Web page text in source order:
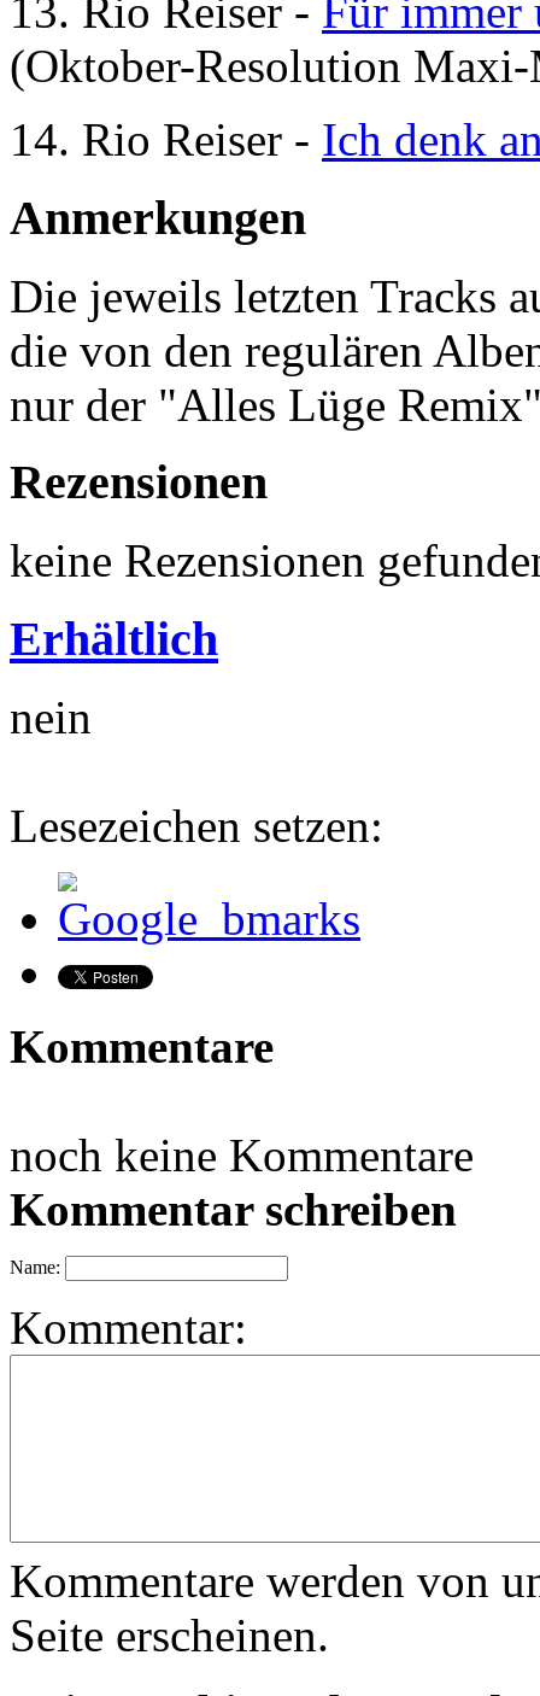
13. Rio Reiser - Für immer
(Oktober-Resolution
14. Rio Reiser - Ich denk
Anmerkungen
Die jeweils letzten Tracks
die von den regulären
nur der "Alles Lüge
Rezensionen
keine Rezensionen
Erhältlich
nein
Lesezeichen setzen:
Kommentare
noch keine Kommentare
Kommentar schreiben
Name:
Kommentar:
Kommentare werden von
Seite erscheinen.